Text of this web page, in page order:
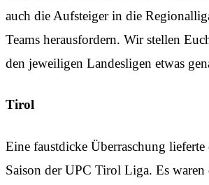
auch die Aufsteiger in die
Teams herausfordern. Wir stellen
den jeweiligen Landesligen etwas
Tirol
Eine faustdicke Überraschung
Saison der UPC Tirol Liga. Es waren